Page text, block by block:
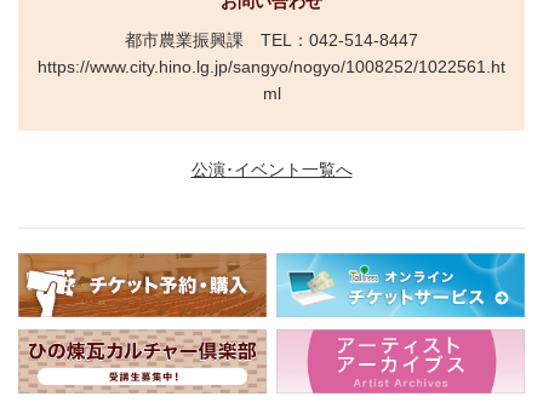
都市農業振興課 TEL：042-514-8447
https://www.city.hino.lg.jp/sangyo/nogyo/1008252/1022561.ht
ml
公演･イベント一覧へ